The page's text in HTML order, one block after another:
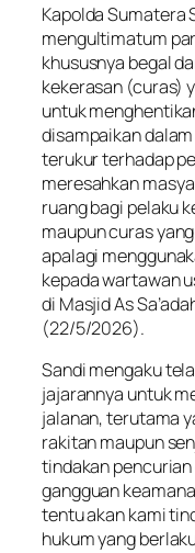
Kapolda Sumatera
mengultimatum
khususnya begal
kekerasan (curas)
untuk
disampaikan
terukur terhadap
meresahkan
ruang bagi pelaku
maupun curas
apalagi
kepada wartawan
di Masjid As
(22/5/2026).
Sandi mengaku
jajarannya untuk
jalanan, terutama
rakitan maupun
tindakan
gangguan
tentu akan kami
hukum yang